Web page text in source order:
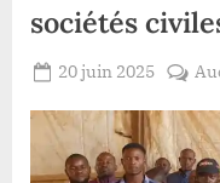
sociétés
Posted
20 juin 2025